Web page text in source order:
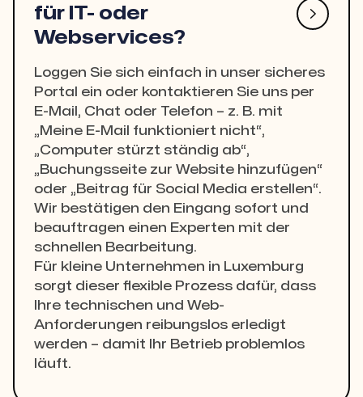
für IT- oder
Webservices?

Loggen Sie sich einfach in unser sicheres
Portal ein oder kontaktieren Sie uns per
E-Mail, Chat oder Telefon – z. B. mit
„Meine E-Mail funktioniert nicht“,
„Computer stürzt ständig ab“,
„Buchungsseite zur Website hinzufügen“
oder „Beitrag für Social Media erstellen“.
Wir bestätigen den Eingang sofort und
beauftragen einen Experten mit der
schnellen Bearbeitung.
Für kleine Unternehmen in Luxemburg
sorgt dieser flexible Prozess dafür, dass
Ihre technischen und Web-
Anforderungen reibungslos erledigt
werden – damit Ihr Betrieb problemlos
läuft.